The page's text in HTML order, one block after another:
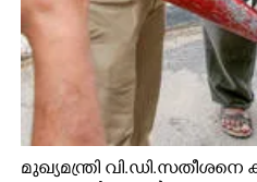
മുഖ്യമന്ത്രി